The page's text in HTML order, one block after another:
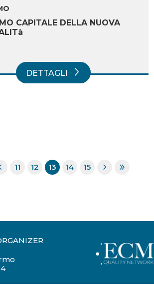
CAPITALE DELLA NUOVA
DETTAGLI
11 12 13 14 15